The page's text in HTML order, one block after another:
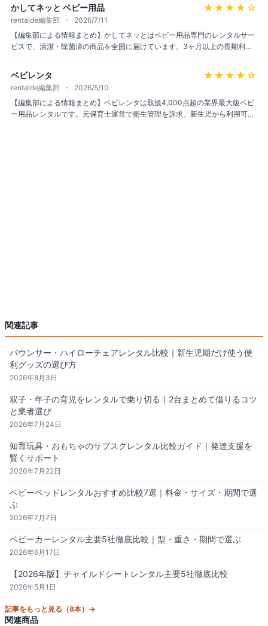
くと安心です。
かしてネッと ベビー用品 ★★★★ ☆
rentalde編集部
2026/7/11
【編集部による情報まとめ】かしてネッとはベビー用品専門のレンタルサー
ビスで、清潔・除菌済の商品を全国に届けています。3ヶ月以上の長期利用
用まで、幅広いシーンで満足の声が寄せられています。
ベビレンタ ★★★★ ☆
rentalde編集部
2026/5/10
【編集部による情報まとめ】ベビレンタは取扱4,000点超の業界最大級ベビ
ー用品レンタルです。元保育士運営で衛生管理を訴求、新生児から利用可、
関連記事
バウンサー・ハイローチェアレンタル比較｜新生児期だけ使う便
利グッズの選び方
2026年8月3日
双子・年子の育児をレンタルで乗り切る｜2台まとめて借りるコツ
と業者選び
2026年7月24日
知育玩具・おもちゃのサブスクレンタル比較ガイド｜発達支援を
賢くサポート
2026年7月22日
ベビーベッドレンタルおすすめ比較7選｜料金・サイズ・期間で選
ぶ
2026年7月7日
ベビーカーレンタル主要5社徹底比較｜型・重さ・期間で選ぶ
2026年6月17日
【2026年版】チャイルドシートレンタル主要5社徹底比較
2026年5月1日
記事をもっと見る（8本）→
関連商品